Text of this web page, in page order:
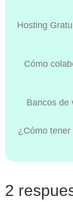
Hosting
Cómo
Bancos de
¿Cómo
2